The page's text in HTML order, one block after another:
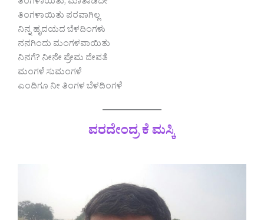
ತಂಗಳಾಯಿತು, ಮಾತಾಡದೇ
ತಿಂಗಳಾಯಿತು ಪರವಾಗಿಲ್ಲ
ನಿನ್ನ ಹೃದಯದ ಬೆಳದಿಂಗಳು
ನನಗಿಂದು ಮಂಗಳವಾಯಿತು
ನಿನಗೆ? ನೀನೇ ಪ್ರೇಮ ದೇವತೆ
ಮಂಗಳೆ ಸುಮಂಗಳೆ
ಎಂದಿಗೂ ನೀ ತಿಂಗಳ ಬೆಳದಿಂಗಳೆ
ವರದೇಂದ್ರ ಕೆ ಮಸ್ಕಿ